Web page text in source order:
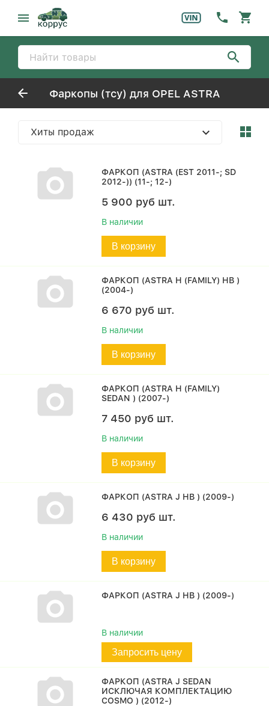
Фаркопы (тсу) для OPEL ASTRA
Хиты продаж
ФАРКОП (ASTRA (EST 2011-; SD
2012-)) (11-; 12-)
5 900 руб шт.
В наличии
В корзину
ФАРКОП (ASTRA H (FAMILY) HB )
(2004-)
6 670 руб шт.
В наличии
В корзину
ФАРКОП (ASTRA H (FAMILY)
SEDAN ) (2007-)
7 450 руб шт.
В наличии
В корзину
ФАРКОП (ASTRA J HB ) (2009-)
6 430 руб шт.
В наличии
В корзину
ФАРКОП (ASTRA J HB ) (2009-)
В наличии
Запросить цену
ФАРКОП (ASTRA J SEDAN
ИСКЛЮЧАЯ КОМПЛЕКТАЦИЮ
COSMO ) (2012-)